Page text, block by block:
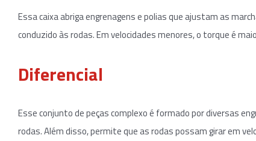
Essa caixa abriga engrenagens e polias que ajustam as
conduzido às rodas. Em velocidades menores, o torque é
Diferencial
Esse conjunto de peças complexo é formado por diversas
rodas. Além disso, permite que as rodas possam girar em